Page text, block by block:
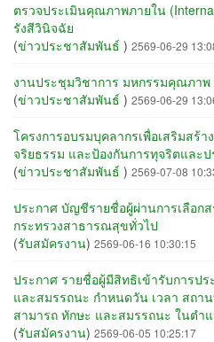
ตรวจประเมินคุณภาพภายใน
รังสีวินิจฉัย
(ข่าวประชาสัมพันธ์ ) 2569-06-29
งานประชุมวิชาการ มหกรรมคุณภาพ
(ข่าวประชาสัมพันธ์ ) 2569-06-29
โครงการอบรมบุคลากรเพื่อเสริมส
จริยธรรม และป้องกันการทุจริตและ
(ข่าวประชาสัมพันธ์ ) 2569-07-08
ประกาศ บัญชีรายชื่อผู้ผ่านการเลือก
กระทรวงสาธารณสุขทั่วไป
(รับสมัครงาน) 2569-06-16 10:30:15
ประกาศ รายชื่อผู้มีสิทธิเข้ารับการป
และสมรรถนะ กำหนดวัน เวลา สถา
สามารถ ทักษะ และสมรรถนะ ในตำ
(รับสมัครงาน) 2569-06-05 10:25:17